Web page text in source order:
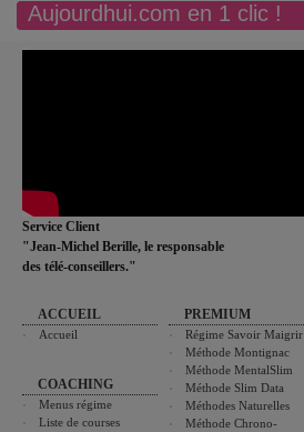
Aujourdhui.com en 1 clic !
Service Client
"Jean-Michel Berille, le responsable
des télé-conseillers."
ACCUEIL
Accueil
COACHING
Menus régime
Liste de courses
PREMIUM
Régime Savoir Maigrir
Méthode Montignac
Méthode MentalSlim
Méthode Slim Data
Méthodes Naturelles
Méthode Chrono-